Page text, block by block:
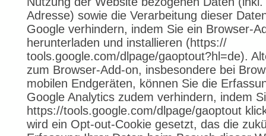
Adresse) sowie die Verarbeitung dieser
Google verhindern, indem Sie ein Browser-
herunterladen und installieren (https://
tools.google.com/dlpage/gaoptout?hl=de).
zum Browser-Add-on, insbesondere bei
mobilen Endgeräten, können Sie die
Google Analytics zudem verhindern, indem
https://tools.google.com/dlpage/gaoptout
wird ein Opt-out-Cookie gesetzt, das die